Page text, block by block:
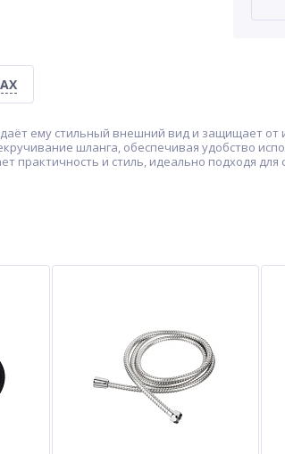
ему стильный внешний вид и защищает от
шланга, обеспечивая удобство
практичность и стиль, идеально подходя